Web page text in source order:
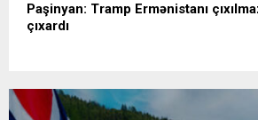
Paşinyan: Tramp Ermənistanı
çıxardı